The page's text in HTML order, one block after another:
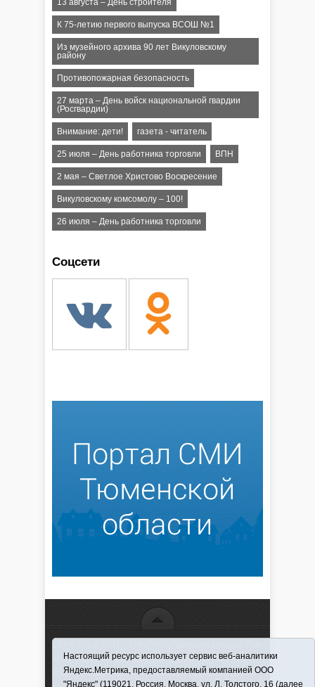
13 августа – День строителя
К 75-летию первого выпуска ВСОШ №1
Из музейного архива 90 лет Викуловскому
району
Противопожарная безопасность
27 марта – День войск национальной гвардии
(Росгвардии)
Внимание: дети! газета - читатель
25 июля – День работника торговли ВПН
2 мая – Светлое Христово Воскресение
Викуловскому комсомолу – 100!
26 июля – День работника торговли
Соцсети
использовании материалов ссылка обязательна
Информационная лента выходит при финансовой
Настоящий ресурс использует сервис веб-аналитики
Яндекс.Метрика, предоставляемый компанией ООО
"Яндекс" (119021, Россия, Москва, ул. Л. Толстого, 16 (далее